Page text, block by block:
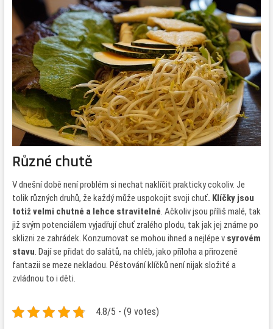
Různé chutě
V dnešní době není problém si nechat naklíčit prakticky cokoliv. Je
tolik různých druhů, že každý může uspokojit svoji chuť. Klíčky jsou
totiž velmi chutné a lehce stravitelné. Ačkoliv jsou příliš malé, tak
již svým potenciálem vyjadřují chuť zralého plodu, tak jak jej známe po
sklizni ze zahrádek. Konzumovat se mohou ihned a nejlépe v syrovém
stavu. Dají se přidat do salátů, na chléb, jako příloha a přirozeně
fantazii se meze nekladou. Pěstování klíčků není nijak složité a
zvládnou to i děti.
4.8/5 - (9 votes)